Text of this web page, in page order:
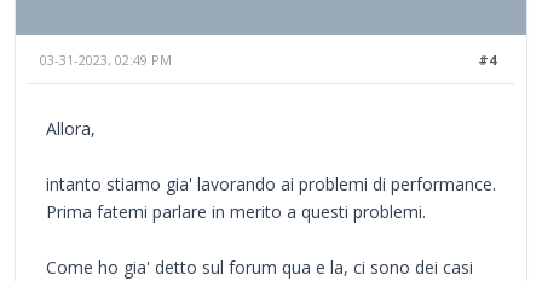
#4
03-31-2023, 02:49 PM
Allora,
intanto stiamo gia' lavorando ai problemi di performance.
Prima fatemi parlare in merito a questi problemi.
Come ho gia' detto sul forum qua e la, ci sono dei casi